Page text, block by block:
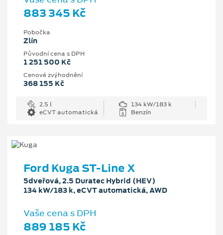
883 345 Kč
Pobočka
Zlín
Původní cena s DPH
1 251 500 Kč
Cenové zvýhodnění
368 155 Kč
2.5 l
134 kW/183 k
eCVT automatická
Benzín
Ford Kuga ST-Line X
5dveřová, 2.5 Duratec Hybrid (HEV)
134 kW/183 k, eCVT automatická, AWD
Vaše cena s DPH
889 185 Kč